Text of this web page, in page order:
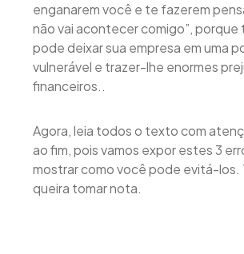
enganarem você e te fazerem
não vai acontecer comigo”,
pode deixar sua empresa em uma
vulnerável e trazer-lhe enormes
financeiros..
Agora, leia todos o texto com
ao fim, pois vamos expor estes 3
mostrar como você pode evitá-los.
queira tomar nota.